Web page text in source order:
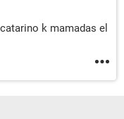
k mamadas el